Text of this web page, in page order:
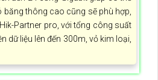
băng thông cao cũng sẽ phù hợp,
Partner pro, với tổng công suất
dữ liệu lên đến 300m, vỏ kim loại,